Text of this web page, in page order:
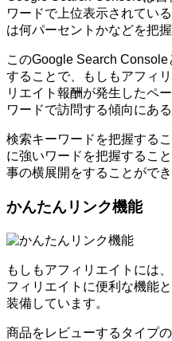
ワードで上位表示されてい
は何パーセントかなどを把
このGoogle Search
することで、もしもアフィ
リエイト報酬が発生したペ
ワードで訪問する傾向にあ
検索キーワードを把握する
に強いワードを把握するこ
事の横展開をすることができ
かんたんリンク機能
もしもアフィリエイトには
フィリエイトに便利な機能
装備しています。
商品をレビューするタイプ